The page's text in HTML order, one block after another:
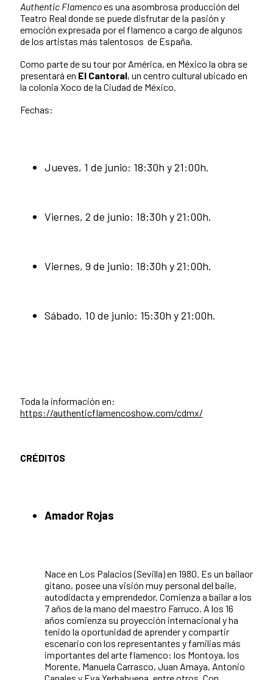
Authentic Flamencoes una asombrosa producción del
Teatro Real donde se puede disfrutar de la pasión y
emoción expresada por el flamenco a cargo de algunos
de los artistas más talentosos de España.
Como parte de su tour por América, en México la obra se
presentará en El Cantoral, un centro cultural ubicado en
la colonia Xoco de la Ciudad de México.
Fechas:
Jueves, 1 de junio: 18:30h y 21:00h.
Viernes, 2 de junio: 18:30h y 21:00h.
Viernes, 9 de junio: 18:30h y 21:00h.
Sábado, 10 de junio: 15:30h y 21:00h.
Toda la información en:
https://authenticflamencoshow.com/cdmx/
CRÉDITOS
Amador Rojas
Nace en Los Palacios (Sevilla) en 1980. Es un bailaor
gitano, posee una visión muy personal del baile,
autodidacta y emprendedor. Comienza a bailar a los
7 años de la mano del maestro Farruco. A los 16
años comienza su proyección internacional y ha
tenido la oportunidad de aprender y compartir
escenario con los representantes y familias más
importantes del arte flamenco: los Montoya, los
Morente, Manuela Carrasco, Juan Amaya, Antonio